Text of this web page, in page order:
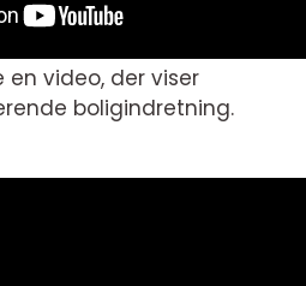
video, der viser
boligindretning.